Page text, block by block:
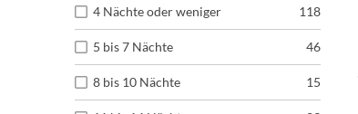
4 Nächte oder weniger 118
5 bis 7 Nächte 46
8 bis 10 Nächte 15